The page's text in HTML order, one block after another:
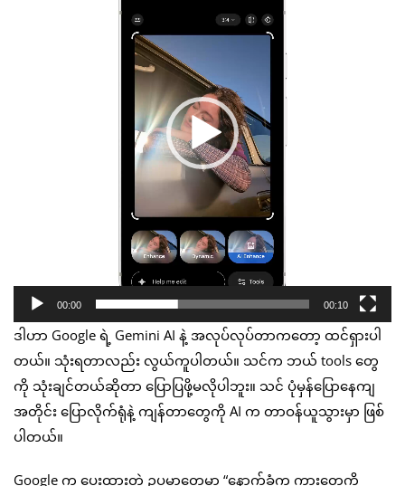
00:00 00:10
ဒါဟာ Google ရဲ့ Gemini AI နဲ့ အလုပ်လုပ်တာကတော့ ထင်ရှားပါ
တယ်။ သုံးရတာလည်း လွယ်ကူပါတယ်။ သင်က ဘယ် tools တွေ
ကို သုံးချင်တယ်ဆိုတာ ပြောပြဖို့မလိုပါဘူး။ သင် ပုံမှန်ပြောနေကျ
အတိုင်း ပြောလိုက်ရုံနဲ့ ကျန်တာတွေကို AI က တာဝန်ယူသွားမှာ ဖြစ်
ပါတယ်။
Google က ပေးထားတဲ့ ဥပမာတွေမှာ “နောက်ခံက ကားတွေကို